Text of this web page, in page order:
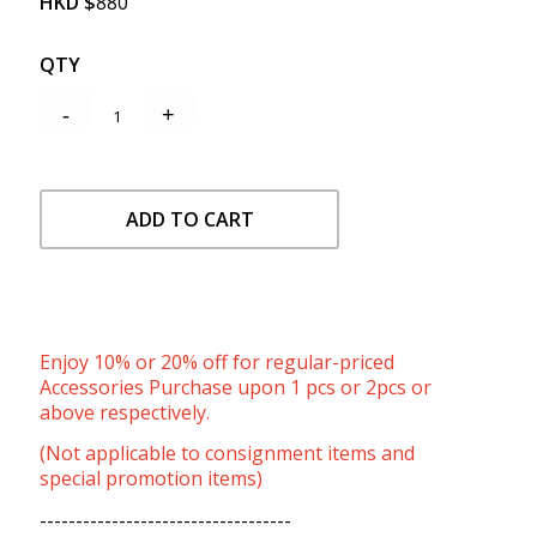
QTY
ADD TO CART
Enjoy 10% or 20% off for regular-priced
Accessories Purchase upon 1 pcs or 2pcs or
above respectively.
(Not applicable to consignment items and
special promotion items)
-----------------------------------